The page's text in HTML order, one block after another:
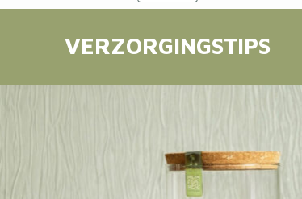
VERZORGINGSTIPS